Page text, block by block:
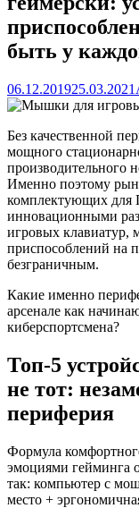
быть у
06.12.201925.03.2021
Без качественной
мощного
производительного
Именно поэтому
комплектующих для
инновационными
игровых клавиатур,
приспособлений на
безграничным.
Какие именно
арсенале как
киберспортсмена?
Топ-5
не тот:
периферия
Формула
эмоциями гейминга
так: компьютер с
место +